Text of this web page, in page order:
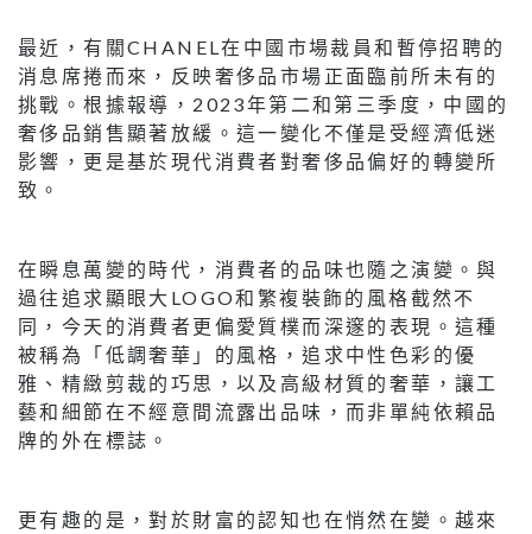
最近，有關CHANEL在中國市場裁員和暫停招聘的
消息席捲而來，反映奢侈品市場正面臨前所未有的
挑戰。根據報導，2023年第二和第三季度，中國的
奢侈品銷售顯著放緩。這一變化不僅是受經濟低迷
影響，更是基於現代消費者對奢侈品偏好的轉變所
致。
在瞬息萬變的時代，消費者的品味也隨之演變。與
過往追求顯眼大LOGO和繁複裝飾的風格截然不
同，今天的消費者更偏愛質樸而深邃的表現。這種
被稱為「低調奢華」的風格，追求中性色彩的優
雅、精緻剪裁的巧思，以及高級材質的奢華，讓工
藝和細節在不經意間流露出品味，而非單純依賴品
牌的外在標誌。
更有趣的是，對於財富的認知也在悄然在變。越來